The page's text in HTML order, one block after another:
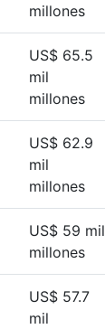
millones
US$ 65.5
mil
millones
US$ 62.9
mil
millones
US$ 59 mil
millones
US$ 57.7
mil